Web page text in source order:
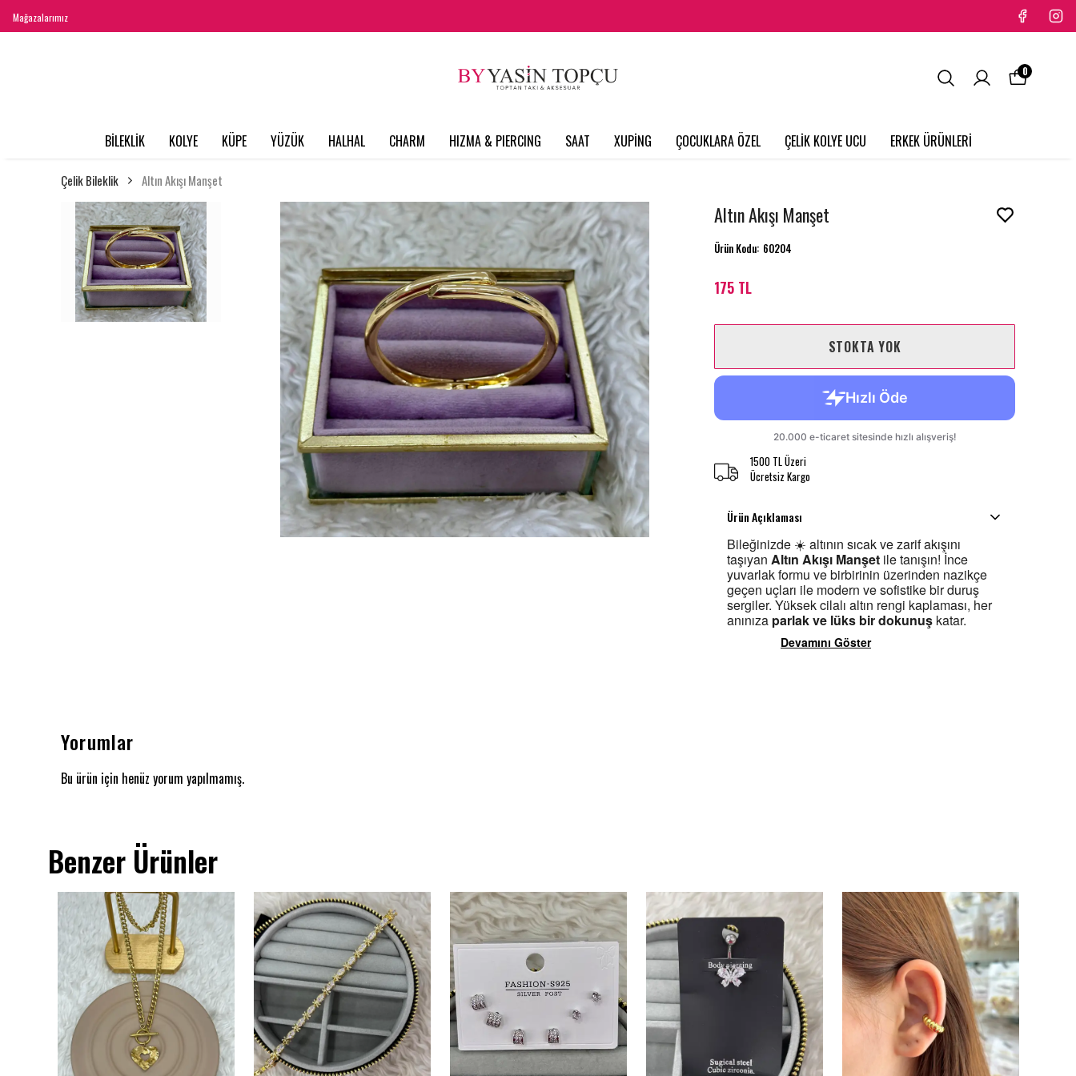
Mağazalarımız
BİLEKLİK KOLYE KÜPE YÜZÜK HALHAL CHARM HIZMA & PIERCING SAAT XUPİNG ÇOCUKLARA ÖZEL ÇELİK KOLYE UCU ERKEK ÜRÜNLERİ
0
Çelik Bileklik Altın Akışı Manşet
Altın Akışı Manşet
Ürün Kodu: 60204
175 TL
STOKTA YOK
1500 TL Üzeri
Ücretsiz Kargo
Ürün Açıklaması
Bileğinizde ☀️ altının sıcak ve zarif akışını
taşıyan Altın Akışı Manşet ile tanışın! İnce
yuvarlak formu ve birbirinin üzerinden nazikçe
geçen uçları ile modern ve sofistike bir duruş
sergiler. Yüksek cilalı altın rengi kaplaması, her
anınıza parlak ve lüks bir dokunuş katar.
Devamını Göster
Yorumlar
Bu ürün için henüz yorum yapılmamış.
Benzer Ürünler